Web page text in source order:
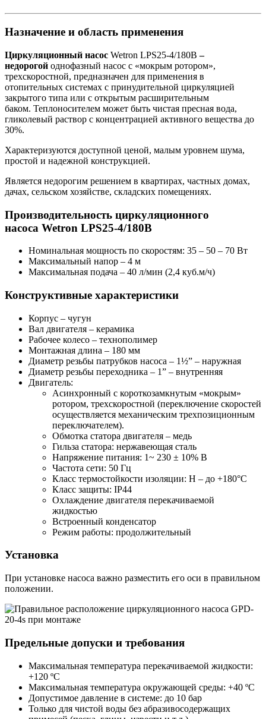
Назначение и область применения
Циркуляционный насос Wetron LPS25-4/180B –
недорогой однофазный насос с «мокрым ротором»,
трехскоростной, предназначен для применения в
отопительных системах с принудительной циркуляцией
закрытого типа или с открытым расширительным
баком. Теплоносителем может быть чистая пресная вода,
гликолевый раствор с концентрацией активного вещества до
30%.
Характеризуются доступной ценой, малым уровнем шума,
простой и надежной конструкцией.
Является недорогим решением в квартирах, частных домах,
дачах, сельском хозяйстве, складских помещениях.
Производительность циркуляционного
насоса Wetron LPS25-4/180B
Номинальная мощность по скоростям: 35 – 50 – 70 Вт
Максимальный напор – 4 м
Максимальная подача – 40 л/мин (2,4 куб.м/ч)
Конструктивные характеристики
Корпус – чугун
Вал двигателя – керамика
Рабочее колесо – технополимер
Монтажная длина – 180 мм
Диаметр резьбы патрубков насоса – 1½” – наружная
Диаметр резьбы переходника – 1” – внутренняя
Двигатель:
Асинхронный с короткозамкнутым «мокрым»
ротором, трехскоростной (переключение скоростей
осуществляется механическим трехпозиционным
переключателем).
Обмотка статора двигателя – медь
Гильза статора: нержавеющая сталь
Напряжение питания: 1~ 230 ± 10% В
Частота сети: 50 Гц
Класс термостойкости изоляции: H – до +180°С
Класс защиты: IP44
Охлаждение двигателя перекачиваемой
жидкостью
Встроенный конденсатор
Режим работы: продолжительный
Установка
При установке насоса важно разместить его оси в правильном
положении.
Предельные допуски и требования
Максимальная температура перекачиваемой жидкости:
+120 ºC
Максимальная температура окружающей среды: +40 ºC
Допустимое давление в системе: до 10 бар
Только для чистой воды без абразивосодержащих